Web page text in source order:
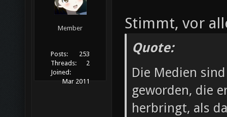
Member
Posts:
253
Threads:
2
Joined:
Mar 2011
Stimmt, vor
Quote:
Die Medien
geworden, die
herbringt, als